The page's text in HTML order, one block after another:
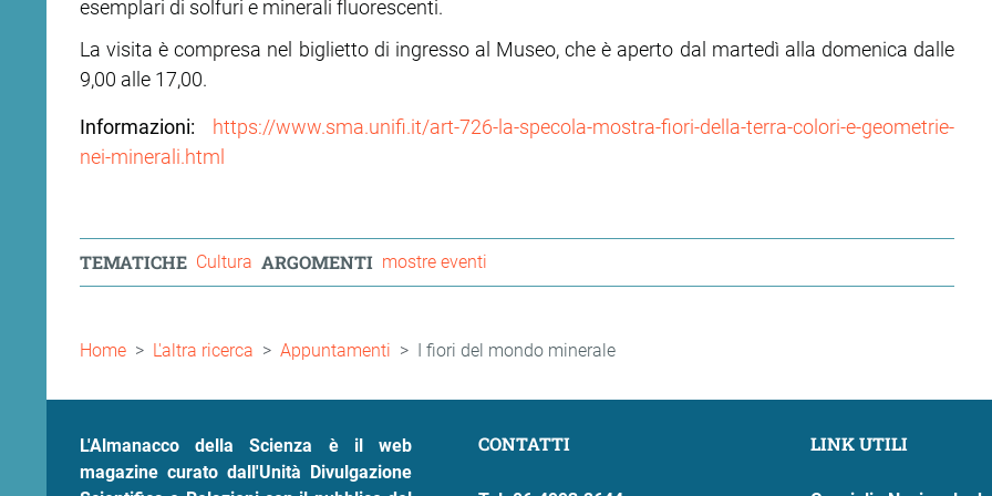
esemplari di solfuri e minerali fluorescenti.
La visita è compresa nel biglietto di ingresso al Museo, che è aperto dal martedì alla domenica dalle
9,00 alle 17,00.
Informazioni:
https://www.sma.unifi.it/art-726-la-specola-mostra-fiori-della-terra-colori-e-geometrie-
nei-minerali.html
TEMATICHE Cultura ARGOMENTI mostre eventi
Briciole
Home L'altra ricerca Appuntamenti I fiori del mondo minerale
L'Almanacco della Scienza è il web
magazine curato dall'Unità Divulgazione
CONTATTI LINK UTILI